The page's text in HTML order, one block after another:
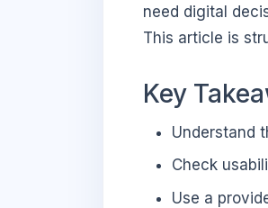
need digital
This article is
Key
Understand
Check
Use a